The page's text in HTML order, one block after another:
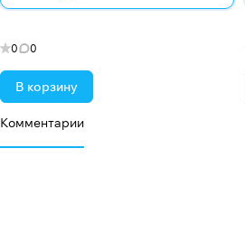
0 0
В корзину
Комментарии